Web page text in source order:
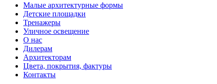
Малые архитектурные формы
Детские площадки
Тренажеры
Уличное освещение
О нас
Дилерам
Архитекторам
Цвета, покрытия, фактуры
Контакты